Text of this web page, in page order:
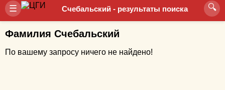
☰ Счебальский - результаты поиска 🔍
Точный Неточный
Фамилия Счебальский
По вашему запросу ничего не найдено!